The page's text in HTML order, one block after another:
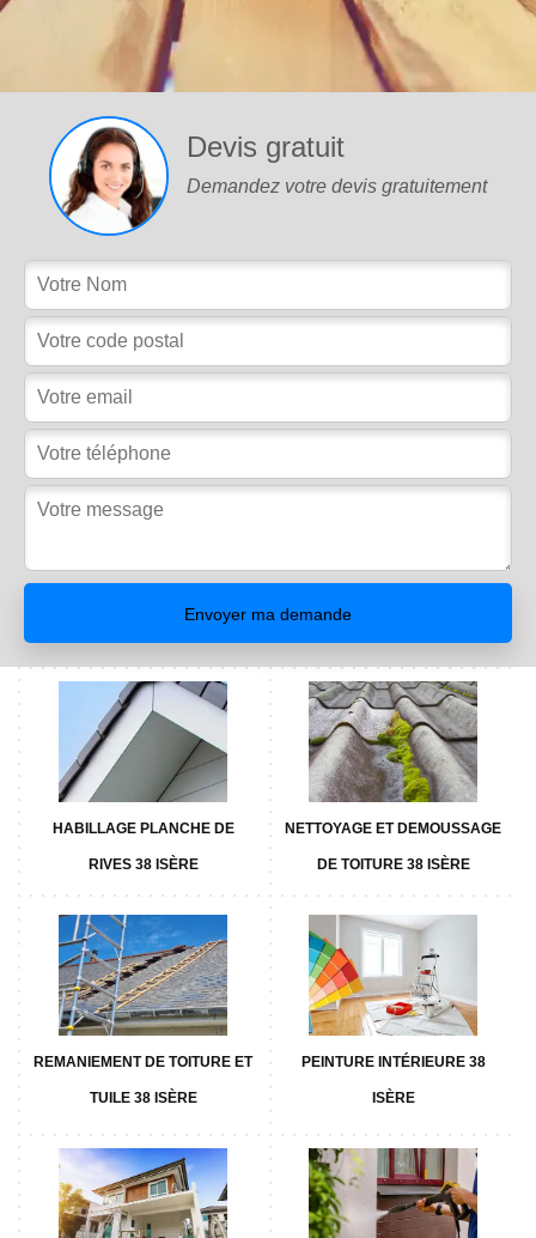
Devis gratuit
Demandez votre devis gratuitement
HABILLAGE PLANCHE DE
RIVES 38 ISÈRE
NETTOYAGE ET DEMOUSSAGE
DE TOITURE 38 ISÈRE
REMANIEMENT DE TOITURE ET
TUILE 38 ISÈRE
PEINTURE INTÉRIEURE 38
ISÈRE